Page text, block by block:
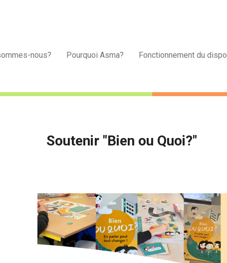
Soutenir "Bien ou Quoi?"
nous? Pourquoi Asma? Fonctionnement du